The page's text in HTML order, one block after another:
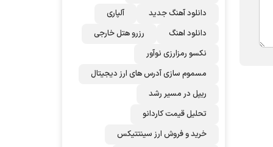
دانلود آهنگ جدید
آلپاری
دانلود اهنگ
رزرو هتل خارجی
نکسو رمزارزی نوآور
مسموم سازی آدرس های ارز دیجیتال
ریپل در مسیر رشد
تحلیل قیمت کاردانو
خرید و فروش ارز سینتتیکس